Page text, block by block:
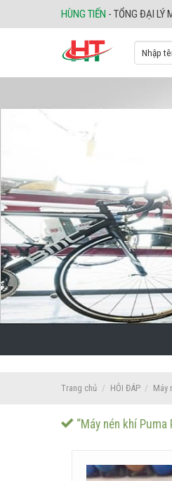
to
HÙNG TIẾN - TỔNG ĐẠI LÝ
Trang chủ / HỎI ĐÁP / Máy
“Máy nén khí